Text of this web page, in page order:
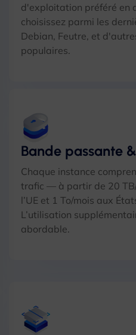
d'exploitation préféré en
choisissez parmi les
Debian, Feutre, et
populaires.
Bande passante
Chaque instance
trafic — à partir de 20
l’UE et 1 To/mois aux
L’utilisation
abordable.